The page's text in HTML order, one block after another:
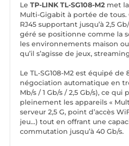
Le TP-LINK TL-SG108-M2 met
Multi-Gigabit à portée de tous.
RJ45 supportant jusqu’à 2,5
géré se positionne comme la
les environnements maison
qu’il s’agisse de jeux,
Le TL-SG108-M2 est équipé de
négociation automatique en
Mb/s / 1 Gb/s / 2,5 Gb/s), ce
pleinement les appareils «
serveur 2,5 G, point d’accès
jeu…) tout en offrant une
commutation jusqu’à 40 Gb/s.